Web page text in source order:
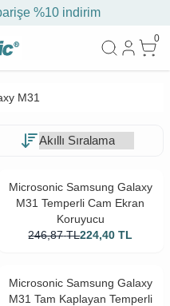
indirim
0
M31
Microsonic Samsung Galaxy
M31 Temperli Cam Ekran
Koruyucu
246,87 TL224,40 TL
Microsonic Samsung Galaxy
M31 Tam Kaplayan Temperli